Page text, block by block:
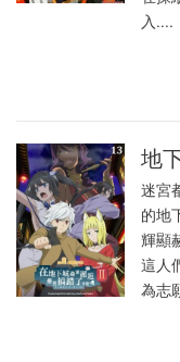
入....
地
迷宮
的地
輝顯
這人
為志